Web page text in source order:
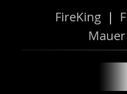
FireKing |
Mauer